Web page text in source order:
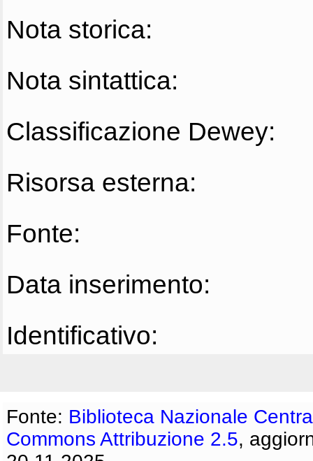
Nota storica:
Nota sintattica:
Classificazione Dewey:
Risorsa esterna:
Fonte:
Data inserimento:
Identificativo:
Fonte: Biblioteca Nazionale
Commons Attribuzione 2.5,